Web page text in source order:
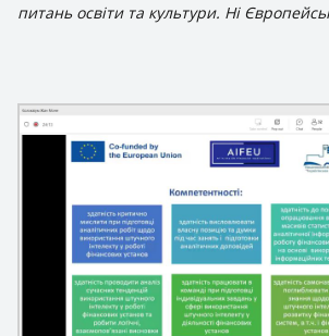
питань освіти та культури. Ні